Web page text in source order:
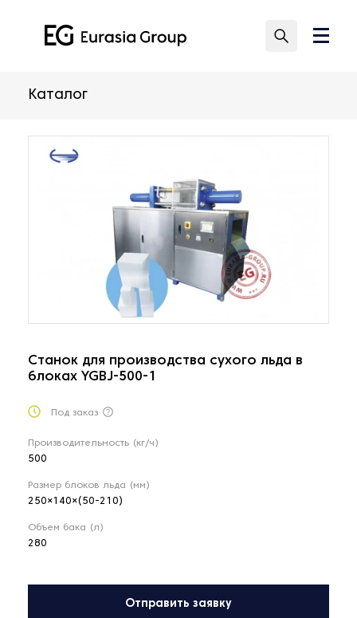
Каталог
Станок для производства сухого льда в
блоках YGBJ-500-1
Под заказ
Производительность (кг/ч)
500
Размер блоков льда (мм)
250×140×(50-210)
Объем бака (л)
280
Отправить заявку